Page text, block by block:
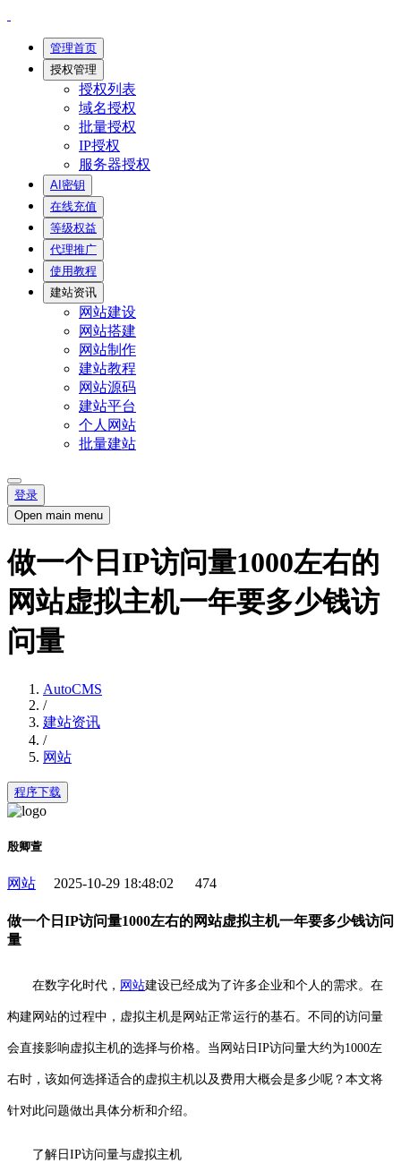
管理首页
授权管理
授权列表
域名授权
批量授权
IP授权
服务器授权
AI密钥
在线充值
等级权益
代理推广
使用教程
建站资讯
网站建设
网站搭建
网站制作
建站教程
网站源码
建站平台
个人网站
批量建站
登录
Open main menu
做一个日IP访问量1000左右的
网站虚拟主机一年要多少钱访
问量
AutoCMS
/
建站资讯
/
网站
程序下载
殷卿萱
网站 2025-10-29 18:48:02 474
做一个日IP访问量1000左右的网站虚拟主机一年要多少钱访问
量
在数字化时代， 网站建设已经成为了许多企业和个人的需求。在
构建网站的过程中，虚拟主机是网站正常运行的基石。不同的访问量
会直接影响虚拟主机的选择与价格。当网站日IP访问量大约为1000左
右时，该如何选择适合的虚拟主机以及费用大概会是多少呢？本文将
针对此问题做出具体分析和介绍。
了解日IP访问量与虚拟主机